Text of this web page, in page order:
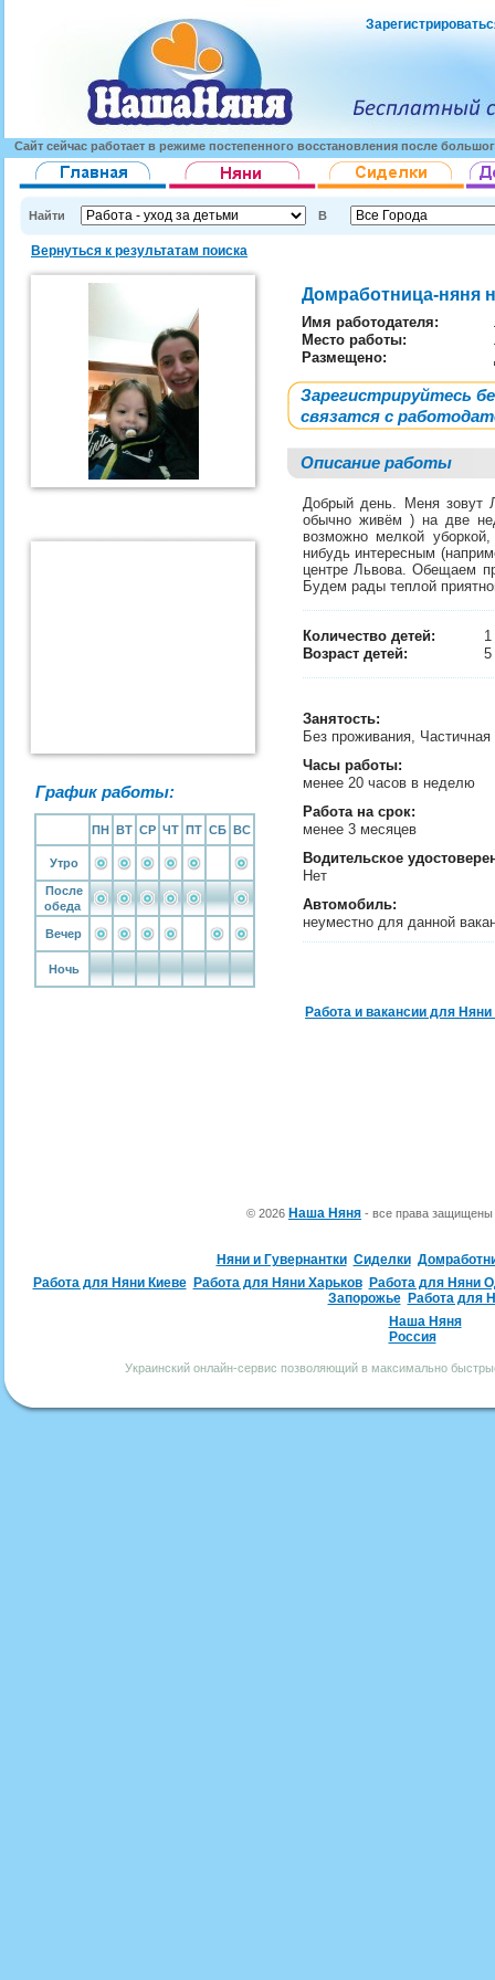
Сайт сейчас работает в режиме постепенного восстановления после
Найти В
Вернуться к результатам поиска
График работы:
ПН ВТ СР ЧТ ПТ СБ ВС
Утро
После
обеда
Вечер
Ночь
Домработница-няня
Имя работодателя:
Место работы:
Размещено:
Зарегистрируйтесь
связатся с
Описание работы
Добрый день. Меня зовут
обычно живём ) на две
возможно мелкой
нибудь интересным
центре Львова. Обещаем
Будем рады теплой
Количество детей:
1
Возраст детей:
Занятость:
Без проживания, Частичная
Часы работы:
менее 20 часов в неделю
Работа на срок:
менее 3 месяцев
Водительское
Нет
Автомобиль:
неуместно для данной
Работа и вакансии для
© 2026 Наша Няня - все права
Няни и Гувернантки Сиделки
Работа для Няни Киеве
Работа для Няни Харьков
Работа для Няни
Запорожье
Работа для
Наша Няня
Россия
Украинский онлайн-сервис позволяющий в максимально